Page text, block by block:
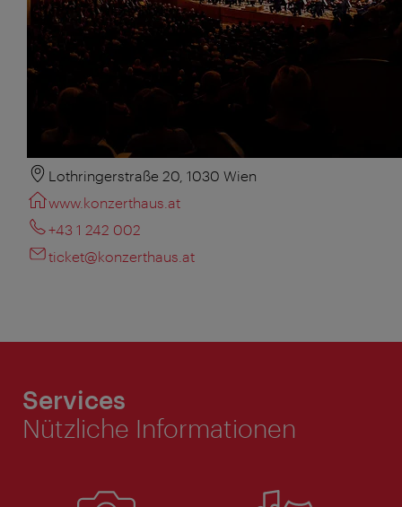
Lothringerstraße 20, 1030 Wien
www.konzerthaus.at
+43 1 242 002
ticket@konzerthaus.at
Services
Nützliche Informationen